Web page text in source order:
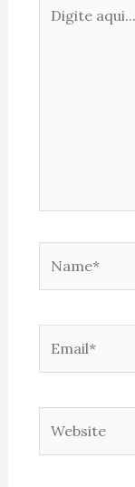
aqui...